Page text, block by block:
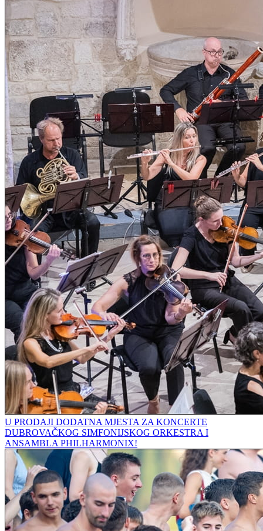
U PRODAJI DODATNA MJESTA ZA KONCERTE
DUBROVAČKOG SIMFONIJSKOG ORKESTRA I
ANSAMBLA PHILHARMONIX!